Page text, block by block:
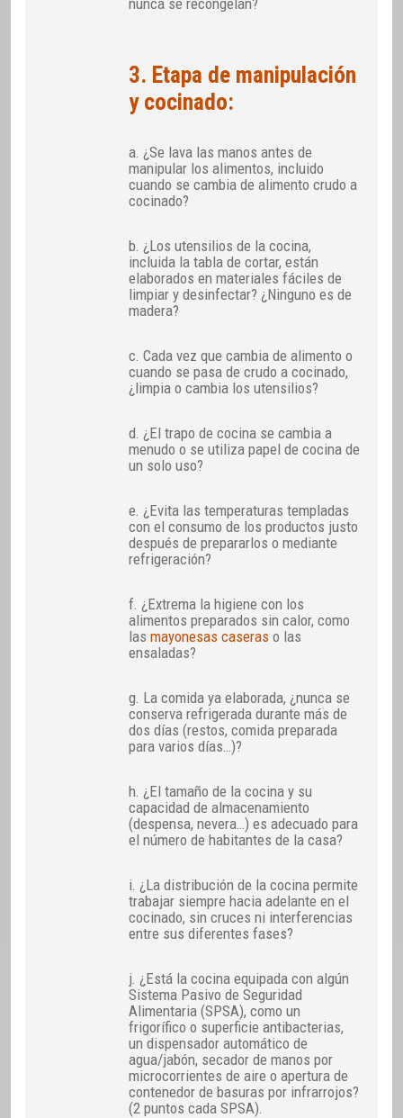
nunca se recongelan?
3. Etapa de manipulación
y cocinado:
a. ¿Se lava las manos antes de
manipular los alimentos, incluido
cuando se cambia de alimento crudo a
cocinado?
b. ¿Los utensilios de la cocina,
incluida la tabla de cortar, están
elaborados en materiales fáciles de
limpiar y desinfectar? ¿Ninguno es de
madera?
c. Cada vez que cambia de alimento o
cuando se pasa de crudo a cocinado,
¿limpia o cambia los utensilios?
d. ¿El trapo de cocina se cambia a
menudo o se utiliza papel de cocina de
un solo uso?
e. ¿Evita las temperaturas templadas
con el consumo de los productos justo
después de prepararlos o mediante
refrigeración?
f. ¿Extrema la higiene con los
alimentos preparados sin calor, como
lasmayonesas caseras o las
ensaladas?
g. La comida ya elaborada, ¿nunca se
conserva refrigerada durante más de
dos días (restos, comida preparada
para varios días…)?
h. ¿El tamaño de la cocina y su
capacidad de almacenamiento
(despensa, nevera…) es adecuado para
el número de habitantes de la casa?
i. ¿La distribución de la cocina permite
trabajar siempre hacia adelante en el
cocinado, sin cruces ni interferencias
entre sus diferentes fases?
j. ¿Está la cocina equipada con algún
Sistema Pasivo de Seguridad
Alimentaria (SPSA), como un
frigorífico o superficie antibacterias,
un dispensador automático de
agua/jabón, secador de manos por
microcorrientes de aire o apertura de
contenedor de basuras por infrarrojos?
(2 puntos cada SPSA).